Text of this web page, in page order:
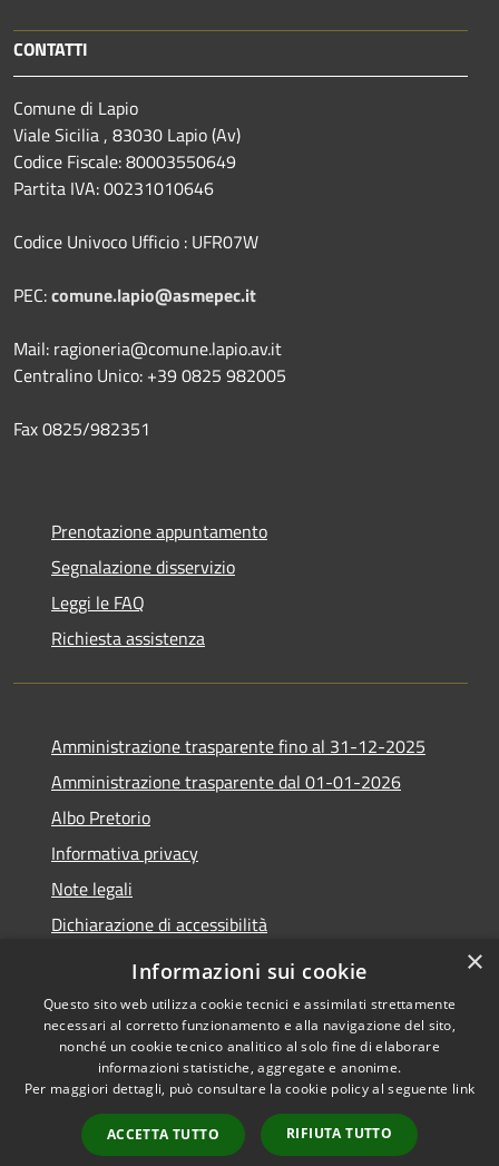
CONTATTI
Comune di Lapio
Viale Sicilia , 83030 Lapio (Av)
Codice Fiscale: 80003550649
Partita IVA: 00231010646
Codice Univoco Ufficio : UFR07W
PEC:comune.lapio@asmepec.it
Mail: ragioneria@comune.lapio.av.it
Centralino Unico: +39 0825 982005
Fax 0825/982351
Prenotazione appuntamento
Segnalazione disservizio
Leggi le FAQ
Richiesta assistenza
Amministrazione trasparente fino al 31-12-2025
Amministrazione trasparente dal 01-01-2026
Albo Pretorio
Informativa privacy
Note legali
Dichiarazione di accessibilità
RSS
Accessibilità
Privacy
Mappa del sito
Copyright © 2026 • Comune di
Lapio • Powered by
Municipium•Accesso
redazione
×
Informazioni sui cookie
Questo sito web utilizza cookie tecnici e assimilati strettamente
necessari al corretto funzionamento e alla navigazione del sito,
nonché un cookie tecnico analitico al solo fine di elaborare
informazioni statistiche, aggregate e anonime.
Per maggiori dettagli, può consultare la cookie policy al seguente link
ACCETTA TUTTO RIFIUTA TUTTO